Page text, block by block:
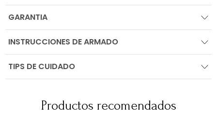
GARANTIA
INSTRUCCIONES DE ARMADO
TIPS DE CUIDADO
Productos recomendados